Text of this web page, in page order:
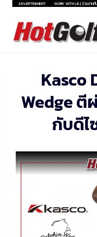
Skip
content
ADVERTISEMENT WORK WITH US | ร่วมงานกั
Kasco
Wedge ตี
กับดีไ